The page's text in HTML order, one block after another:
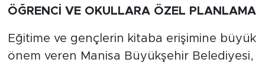
ÖĞRENCİ VE OKULLARA ÖZEL PLANLAMA
Eğitime ve gençlerin kitaba erişimine büyük
önem veren Manisa Büyükşehir Belediyesi,